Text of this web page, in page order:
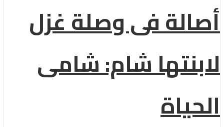
أصالة فى وصلة غزل
لابنتها شام: شامى
الحياة